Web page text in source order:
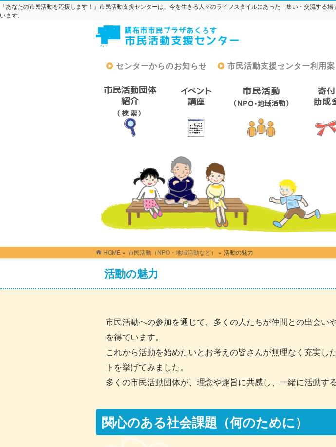
「あなたの市民活動を応援します！」市民活動支援センターは、今を生きる人々のライフスタイルにあった「集い・交流す
います。
センターからのお知らせ 市民活動支援センター利用案
HOME » 市民活動（NPO・地域活動など） » 活動の魅力
活動の魅力
市民活動への参加を通じて、多くの人たちが仲間との出会
を得ています。
これから活動を始めたいとお考えの皆さんが無理なく充実
トを挙げてみました。
多くの市民活動団体が、理念や趣旨に共感し、一緒に活動す
関心のある社会課題（何のために）